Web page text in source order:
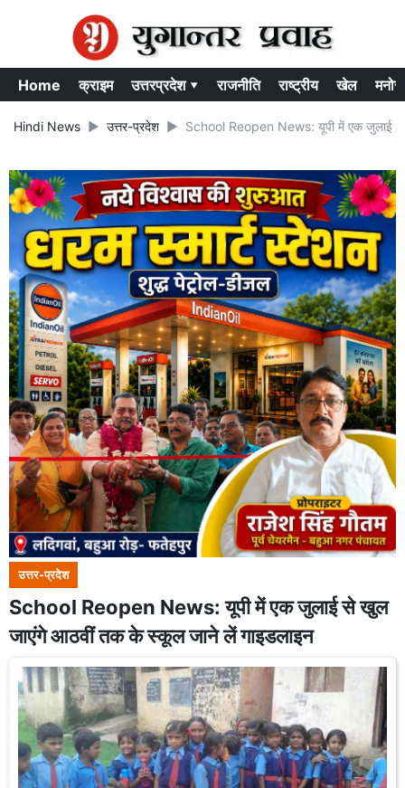
Home क्राइम उत्तरप्रदेश ▾ राजनीति राष्ट्रीय खेल
Hindi News उत्तर-प्रदेश School Reopen News: यूपी में एक जुलाई
उत्तर-प्रदेश
School Reopen News: यूपी में एक जुलाई से खुल
जाएंगे आठवीं तक के स्कूल जाने लें गाइडलाइन